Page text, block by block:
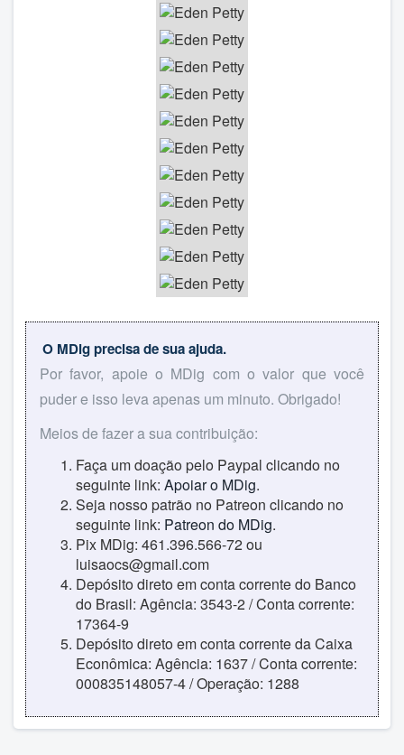
O MDig precisa de sua ajuda.
Por favor, apoie o MDig com o valor que você
puder e isso leva apenas um minuto. Obrigado!
Meios de fazer a sua contribuição:
Faça um doação pelo Paypal clicando no
seguinte link: Apoiar o MDig.
Seja nosso patrão no Patreon clicando no
seguinte link: Patreon do MDig.
Pix MDig: 461.396.566-72 ou
luisaocs@gmail.com
Depósito direto em conta corrente do Banco
do Brasil: Agência: 3543-2 / Conta corrente:
17364-9
Depósito direto em conta corrente da Caixa
Econômica: Agência: 1637 / Conta corrente:
000835148057-4 / Operação: 1288